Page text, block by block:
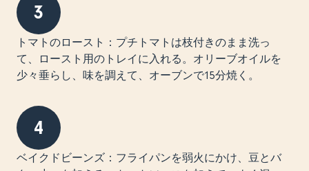
3
トマトのロースト：プチトマトは枝付きのまま洗っ
て、ロースト用のトレイに入れる。オリーブオイルを
少々垂らし、味を調えて、オーブンで15分焼く。
4
ベイクドビーンズ：フライパンを弱火にかけ、豆とバ